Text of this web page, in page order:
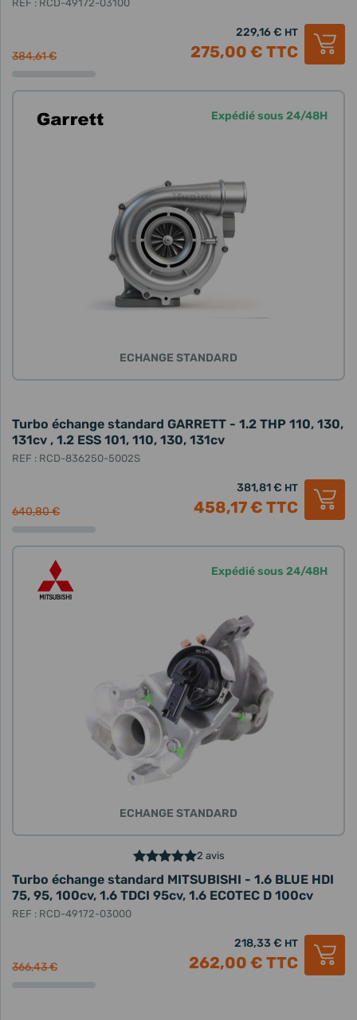
REF : RCD-49172-03100
384,61 €
229,16 € HT
275,00 € TTC
Expédié sous 24/48H
ECHANGE STANDARD
Turbo échange standard GARRETT - 1.2 THP 110, 130,
131cv , 1.2 ESS 101, 110, 130, 131cv
REF : RCD-836250-5002S
640,80 €
381,81 € HT
458,17 € TTC
Expédié sous 24/48H
ECHANGE STANDARD
2 avis
Turbo échange standard MITSUBISHI - 1.6 BLUE HDI
75, 95, 100cv, 1.6 TDCI 95cv, 1.6 ECOTEC D 100cv
REF : RCD-49172-03000
366,43 €
218,33 € HT
262,00 € TTC